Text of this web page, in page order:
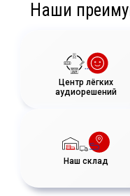
Наши
Центр лёгких
аудиорешений
Наш склад